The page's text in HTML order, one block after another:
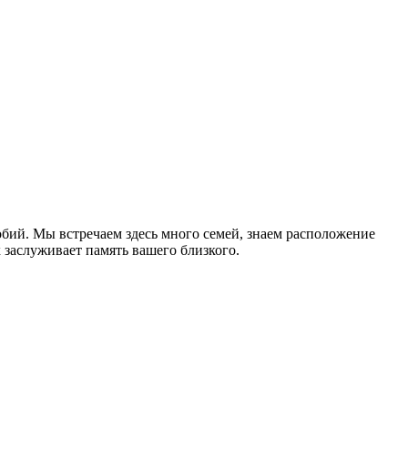
Мы встречаем здесь много семей, знаем расположение
память вашего близкого.